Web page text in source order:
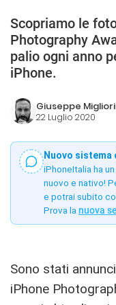
Scopriamo le
Photography
palio ogni anno
iPhone.
Giuseppe
22 Luglio 2020
Nuovo sistema
iPhoneItalia ha
nuovo e nativo!
e potrai subito
Prova la nuova
Sono stati
iPhone